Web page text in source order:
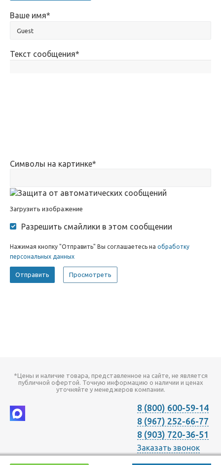
Ваше имя*
Текст сообщения*
Символы на картинке*
Загрузить изображение
Разрешить смайлики в этом сообщении
Нажимая кнопку "Отправить" Вы соглашаетесь на обработку
персональных данных
*Цены и наличие товара, представленное на сайте, не является
публичной офертой. Точную информацию о наличии и ценах
уточняйте у менеджеров компании.
8 (800) 600-59-14
8 (967) 252-66-77
8 (903) 720-36-51
Заказать звонок